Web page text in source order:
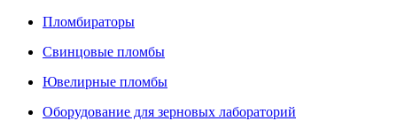
Пломбираторы
Свинцовые пломбы
Ювелирные пломбы
Оборудование для зерновых лабораторий